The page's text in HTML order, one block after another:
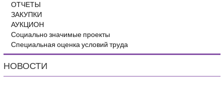
ОТЧЕТЫ
ЗАКУПКИ
АУКЦИОН
Социально значимые проекты
Специальная оценка условий труда
НОВОСТИ